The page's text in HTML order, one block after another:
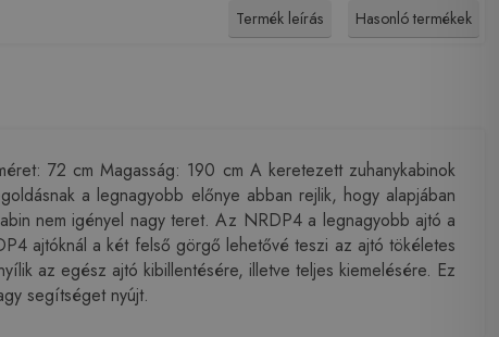
Termék leírás Hasonló termékek
72 cm Magasság: 190 cm A keretezett zuhanykabinok
a legnagyobb előnye abban rejlik, hogy alapjában
nem igényel nagy teret. Az NRDP4 a legnagyobb ajtó a
ajtóknál a két felső görgő lehetővé teszi az ajtó tökéletes
az egész ajtó kibillentésére, illetve teljes kiemelésére. Ez
segítséget nyújt.